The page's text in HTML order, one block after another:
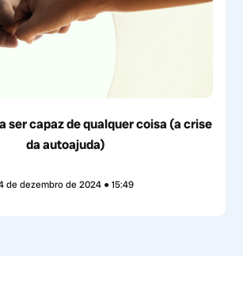
ser capaz de qualquer coisa (a crise
da autoajuda)
de dezembro de 2024 15:49